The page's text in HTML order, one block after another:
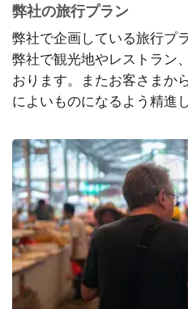
弊社の旅行プラン
弊社で企画している旅行プ
弊社で観光地やレストラン
おります。またお客さまか
によいものになるよう精進